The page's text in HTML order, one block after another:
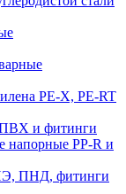
PE-X, PE-RT
и фитинги
напорные PP-R и
ПНД, фитинги